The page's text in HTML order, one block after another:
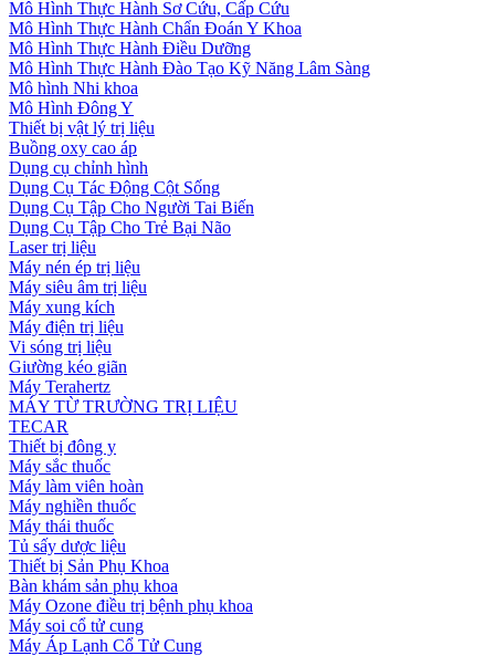
Mô Hình Thực Hành Sơ Cứu, Cấp Cứu
Mô Hình Thực Hành Chẩn Đoán Y Khoa
Mô Hình Thực Hành Điều Dưỡng
Mô Hình Thực Hành Đào Tạo Kỹ Năng Lâm Sàng
Mô hình Nhi khoa
Mô Hình Đông Y
Thiết bị vật lý trị liệu
Buồng oxy cao áp
Dụng cụ chỉnh hình
Dụng Cụ Tác Động Cột Sống
Dụng Cụ Tập Cho Người Tai Biến
Dụng Cụ Tập Cho Trẻ Bại Não
Laser trị liệu
Máy nén ép trị liệu
Máy siêu âm trị liệu
Máy xung kích
Máy điện trị liệu
Vi sóng trị liệu
Giường kéo giãn
Máy Terahertz
MÁY TỪ TRƯỜNG TRỊ LIỆU
TECAR
Thiết bị đông y
Máy sắc thuốc
Máy làm viên hoàn
Máy nghiền thuốc
Máy thái thuốc
Tủ sấy dược liệu
Thiết bị Sản Phụ Khoa
Bàn khám sản phụ khoa
Máy Ozone điều trị bệnh phụ khoa
Máy soi cổ tử cung
Máy Áp Lạnh Cổ Tử Cung